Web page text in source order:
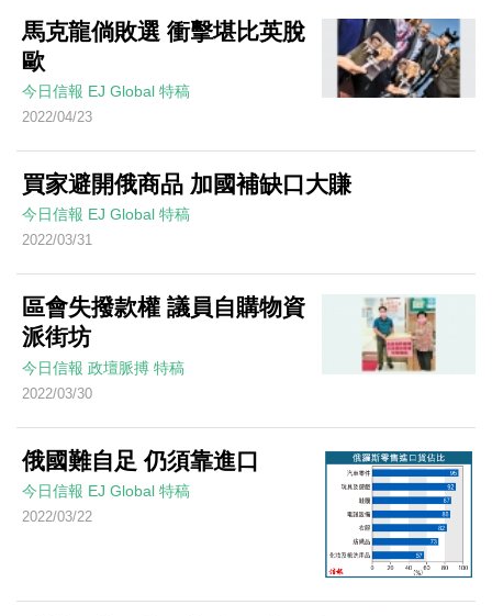
馬克龍倘敗選 衝擊堪比英脫
歐
今日信報 EJ Global 特稿
2022/04/23
買家避開俄商品 加國補缺口大賺
今日信報 EJ Global 特稿
2022/03/31
區會失撥款權 議員自購物資
派街坊
今日信報 政壇脈搏 特稿
2022/03/30
俄國難自足 仍須靠進口
今日信報 EJ Global 特稿
2022/03/22